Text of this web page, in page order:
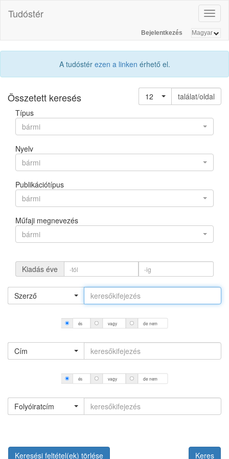
Tudóstér
Bejelentkezés
A tudóstér ezen a linken érhető el.
Összetett keresés 12
találat/oldal
Típus
bármi
Nyelv
bármi
Publikációtípus
bármi
Műfaji megnevezés
bármi
Kiadás éve
Szerző
és vagy de nem
Cím
és vagy de nem
Folyóiratcím
Keresési feltétel(ek) törlése